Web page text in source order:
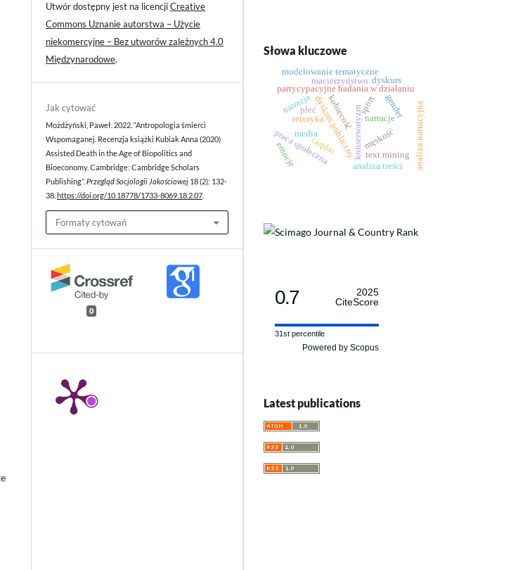
Utwór dostępny jest na licencjiCreative
Commons Uznanie autorstwa – Użycie
niekomercyjne – Bez utworów zależnych 4.0
Międzynarodowe.
Jak cytować
Możdżyński, Paweł. 2022. “Antropologia śmierci
Wspomaganej. Recenzja książki Kubiak Anna (2020)
Assisted Death in the Age of Biopolitics and
Bioeconomy. Cambridge: Cambridge Scholars
Publishing”.Przegląd Socjologii Jakościowej 18 (2): 132-
38. https://doi.org/10.18778/1733-8069.18.2.07.
Formaty cytowań
0
Słowa kluczowe
konserwatyzm
dyskurs publiczny
retoryka
narracje
media
partycypacyjne badania w działaniu
narracja
praca społeczna męskość
kobiecość
płeć gender
sport
macierzyństwo dyskurs
analiza narracyjna
caqdas
analiza treści
text mining
modelowanie tematyczne
emocje
0.7
2025
CiteScore
31st percentile
Powered by Scopus
Latest publications